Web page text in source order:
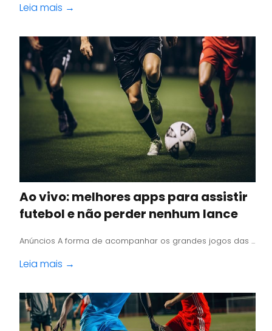
Leia mais →
Ao vivo: melhores apps para assistir
futebol e não perder nenhum lance
Anúncios A forma de acompanhar os grandes jogos das ...
Leia mais →